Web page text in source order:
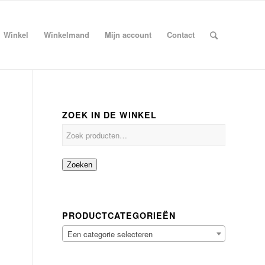
Winkel Winkelmand Mijn account Contact
ZOEK IN DE WINKEL
Zoeken
PRODUCTCATEGORIEËN
Een categorie selecteren